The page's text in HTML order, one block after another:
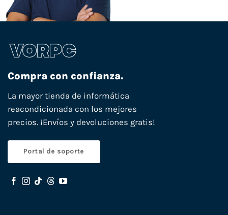
Compra con confianza.
La mayor tienda de informática
reacondicionada con los mejores
precios. ¡Envíos y devoluciones gratis!
Portal de soporte